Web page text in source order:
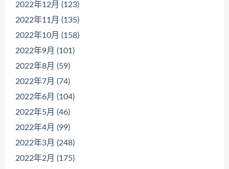
2022年12月 (123)
2022年11月 (135)
2022年10月 (158)
2022年9月 (101)
2022年8月 (59)
2022年7月 (74)
2022年6月 (104)
2022年5月 (46)
2022年4月 (99)
2022年3月 (248)
2022年2月 (175)